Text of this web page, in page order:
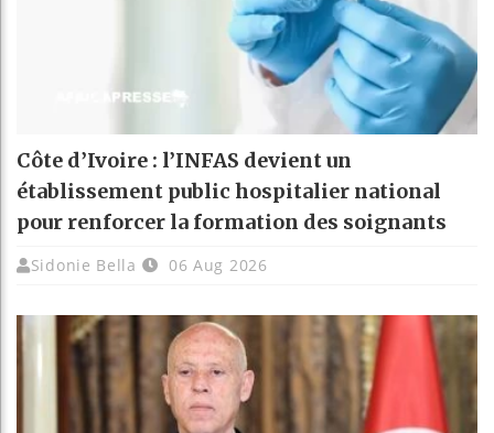
Côte d’Ivoire : l’INFAS devient un
établissement public hospitalier national
pour renforcer la formation des soignants
Sidonie Bella 06 Aug 2026